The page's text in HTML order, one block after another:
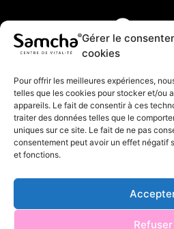
Gérer le
cookies
Pour offrir les meilleures expériences,
telles que les cookies pour stocker et/ou
appareils. Le fait de consentir à ces
traiter des données telles que le
uniques sur ce site. Le fait de ne pas
consentement peut avoir un effet négatif
et fonctions.
Refuser